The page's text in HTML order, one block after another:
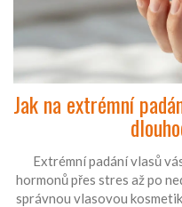
Jak na extrémní
Extrémní padání vlasů
hormonů přes stres až po
správnou vlasovou